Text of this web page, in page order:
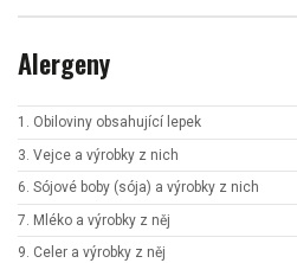
Alergeny
1. Obiloviny obsahující lepek
3. Vejce a výrobky z nich
6. Sójové boby (sója) a výrobky z nich
7. Mléko a výrobky z něj
9. Celer a výrobky z něj